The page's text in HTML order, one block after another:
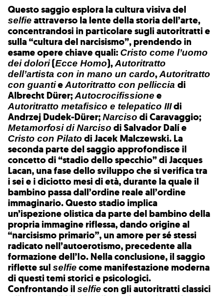
Questo saggio esplora la cultura visiva del
selfie attraverso la lente della storia dell’arte,
concentrandosi in particolare sugli autoritratti e
sulla “cultura del narcisismo”, prendendo in
esame opere chiave quali: Cristo come l’uomo
dei dolori(Ecce Homo),Autoritratto
dell’artista con in mano un cardo,Autoritratto
con guantieAutoritratto con pelliccia di
Albrecht Dürer;Autocrocifissione e
Autoritratto metafisico e telepatico IIIdi
Andrzej Dudek-Dürer;Narciso di Caravaggio;
Metamorfosi di Narciso di Salvador Dalí e
Cristo con Pilato di Jacek Malczewski. La
seconda parte del saggio approfondisce il
concetto di “stadio dello specchio” di Jacques
Lacan, una fase dello sviluppo che si verifica tra
i sei e i diciotto mesi di età, durante la quale il
bambino passa dall’ordine reale all’ordine
immaginario. Questo stadio implica
un’ispezione olistica da parte del bambino della
propria immagine riflessa, dando origine al
“narcisismo primario”, un amore per sé stessi
radicato nell’autoerotismo, precedente alla
formazione dell’Io. Nella conclusione, il saggio
riflette sul selfie come manifestazione moderna
di questi temi storici e psicologici.
Confrontando il selfie con gli autoritratti classici